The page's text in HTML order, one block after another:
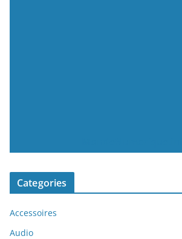
Categories
Accessoires
Audio